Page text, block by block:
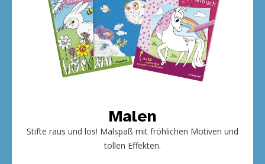
Malen
Stifte raus und los! Malspaß mit fröhlichen Motiven und
tollen Effekten.